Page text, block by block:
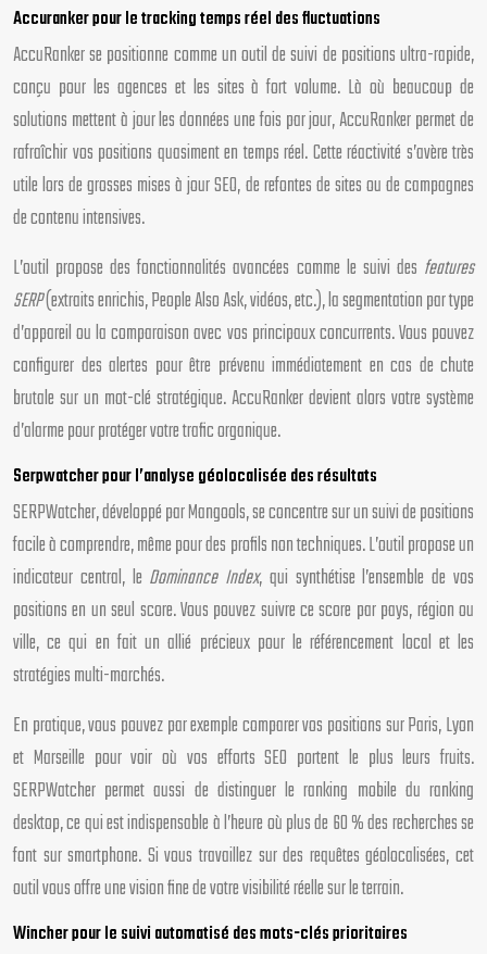
Accuranker pour le tracking temps réel des fluctuations
AccuRanker se positionne comme un outil de suivi de positions ultra-rapide,
conçu pour les agences et les sites à fort volume. Là où beaucoup de
solutions mettent à jour les données une fois par jour, AccuRanker permet de
rafraîchir vos positions quasiment en temps réel. Cette réactivité s’avère très
utile lors de grosses mises à jour SEO, de refontes de sites ou de campagnes
de contenu intensives.
L’outil propose des fonctionnalités avancées comme le suivi des features
SERP(extraits enrichis, People Also Ask, vidéos, etc.), la segmentation par type
d’appareil ou la comparaison avec vos principaux concurrents. Vous pouvez
configurer des alertes pour être prévenu immédiatement en cas de chute
brutale sur un mot-clé stratégique. AccuRanker devient alors votre système
d’alarme pour protéger votre trafic organique.
Serpwatcher pour l’analyse géolocalisée des résultats
SERPWatcher, développé par Mangools, se concentre sur un suivi de positions
facile à comprendre, même pour des profils non techniques. L’outil propose un
indicateur central, le Dominance Index, qui synthétise l’ensemble de vos
positions en un seul score. Vous pouvez suivre ce score par pays, région ou
ville, ce qui en fait un allié précieux pour le référencement local et les
stratégies multi-marchés.
En pratique, vous pouvez par exemple comparer vos positions sur Paris, Lyon
et Marseille pour voir où vos efforts SEO portent le plus leurs fruits.
SERPWatcher permet aussi de distinguer le ranking mobile du ranking
desktop, ce qui est indispensable à l’heure où plus de 60 % des recherches se
font sur smartphone. Si vous travaillez sur des requêtes géolocalisées, cet
outil vous offre une vision fine de votre visibilité réelle sur le terrain.
Wincher pour le suivi automatisé des mots-clés prioritaires